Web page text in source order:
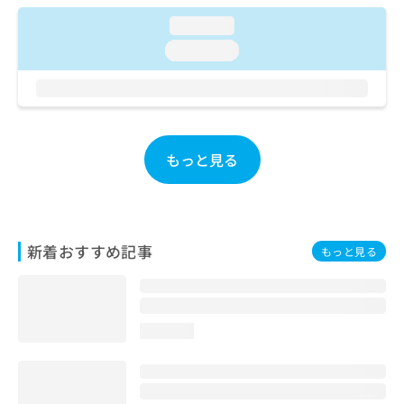
もっと見る
新着おすすめ記事 もっと見る
お
合
せ